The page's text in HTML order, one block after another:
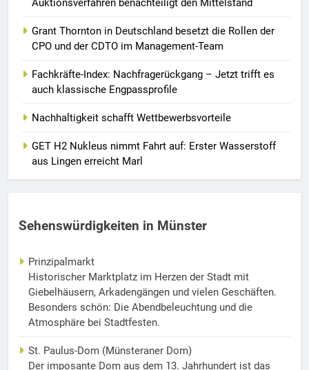
Auktionsverfahren benachteiligt den Mittelstand
Grant Thornton in Deutschland besetzt die Rollen der
CPO und der CDTO im Management-Team
Fachkräfte-Index: Nachfragerückgang – Jetzt trifft es
auch klassische Engpassprofile
Nachhaltigkeit schafft Wettbewerbsvorteile
GET H2 Nukleus nimmt Fahrt auf: Erster Wasserstoff
aus Lingen erreicht Marl
Sehenswürdigkeiten in Münster
Prinzipalmarkt
Historischer Marktplatz im Herzen der Stadt mit
Giebelhäusern, Arkadengängen und vielen Geschäften.
Besonders schön: Die Abendbeleuchtung und die
Atmosphäre bei Stadtfesten.
St. Paulus-Dom (Münsteraner Dom)
Der imposante Dom aus dem 13. Jahrhundert ist das